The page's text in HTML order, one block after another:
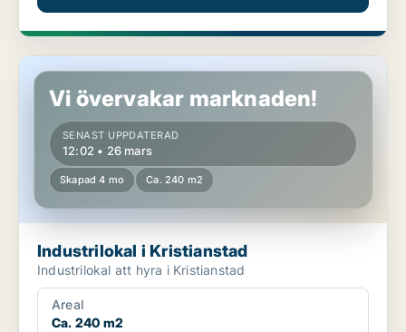
Industrilokal i Kristianstad
Vi övervakar marknaden!
SENAST UPPDATERAD
12:02 • 26 mars
Skapad 4 mo Ca. 240 m2
Industrilokal i Kristianstad
Industrilokal att hyra i Kristianstad
Areal
Ca. 240 m2